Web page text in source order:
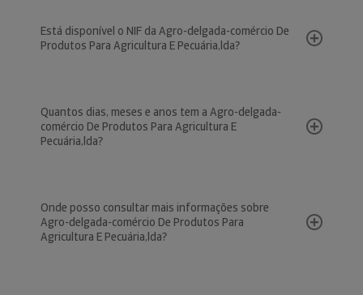
Está disponível o NIF da Agro-delgada-comércio De
Produtos Para Agricultura E Pecuária,lda?
Quantos dias, meses e anos tem a Agro-delgada-
comércio De Produtos Para Agricultura E
Pecuária,lda?
Onde posso consultar mais informações sobre
Agro-delgada-comércio De Produtos Para
Agricultura E Pecuária,lda?